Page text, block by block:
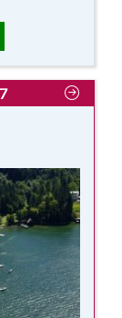
sehr beliebt